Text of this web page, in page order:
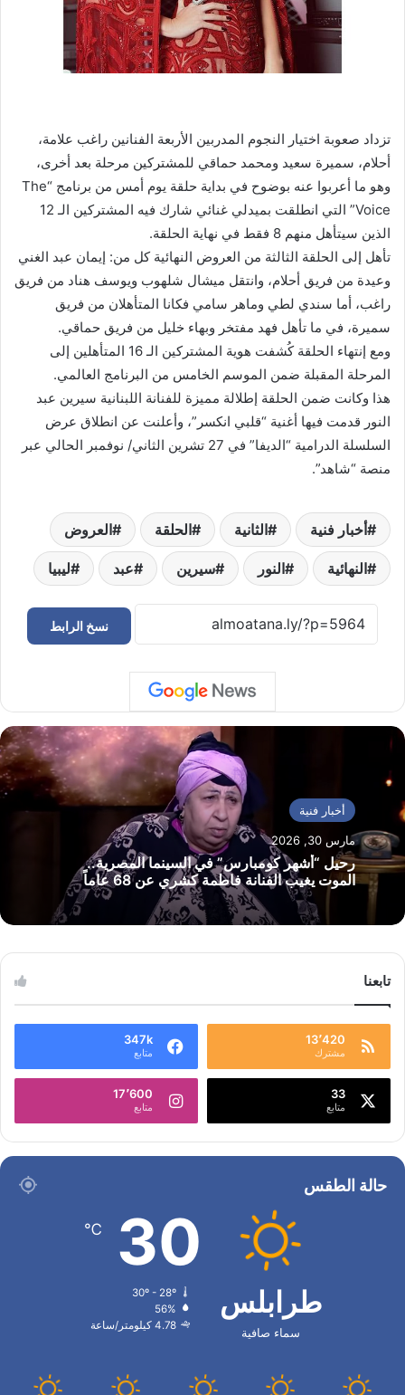
تزداد صعوبة اختيار النجوم المدربين الأربعة الفنانين ​راغب علامة​، ​
أحلام​، ​سميرة سعيد​ و​محمد حماقي​ للمشتركين مرحلة بعد أخرى،
وهو ما أعربوا عنه بوضوح في بداية حلقة يوم أمس من برنامج “The
Voice” التي انطلقت بميدلي غنائي شارك فيه المشتركين الـ 12
الذين سيتأهل منهم 8 فقط في نهاية الحلقة.
تأهل إلى الحلقة الثالثة من العروض النهائية كل من: إيمان عبد الغني
وعيدة من فريق أحلام، وانتقل ميشال شلهوب ويوسف هناد من فريق
راغب، أما سندي لطي وماهر سامي فكانا المتأهلان من فريق
سميرة، في ما تأهل فهد مفتخر وبهاء خليل من فريق حماقي.
ومع إنتهاء الحلقة كُشفت هوية المشتركين الـ 16 المتأهلين إلى
المرحلة المقبلة ضمن الموسم الخامس من البرنامج العالمي.
هذا وكانت ضمن الحلقة إطلالة مميزة للفنانة اللبنانية ​سيرين عبد
النور​ قدمت فيها أغنية “قلبي انكسر”، وأعلنت عن انطلاق عرض
السلسلة الدرامية “الديفا” في 27 تشرين الثاني/ نوفمبر الحالي عبر
منصة “شاهد”.
أخبار فنية الثانية الحلقة العروض
النهائية النور سيرين عبد ليبيا
نسخ الرابط
أخبار فنية
مارس 30, 2026
رحيل “أشهر كومبارس” في السينما المصرية..
الموت يغيب الفنانة فاطمة كشري عن 68 عاماً
تابعنا
13٬420
مشترك
347k
متابع
33
متابع
17٬600
متابع
حالة الطقس
طرابلس
سماء صافية
30
℃
30º - 28º
56%
4.78 كيلومتر/ساعة